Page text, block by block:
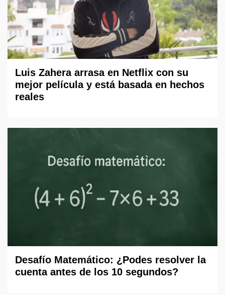
Luis Zahera arrasa en Netflix con su
mejor película y está basada en hechos
reales
Desafío Matemático: ¿Podes resolver la
cuenta antes de los 10 segundos?